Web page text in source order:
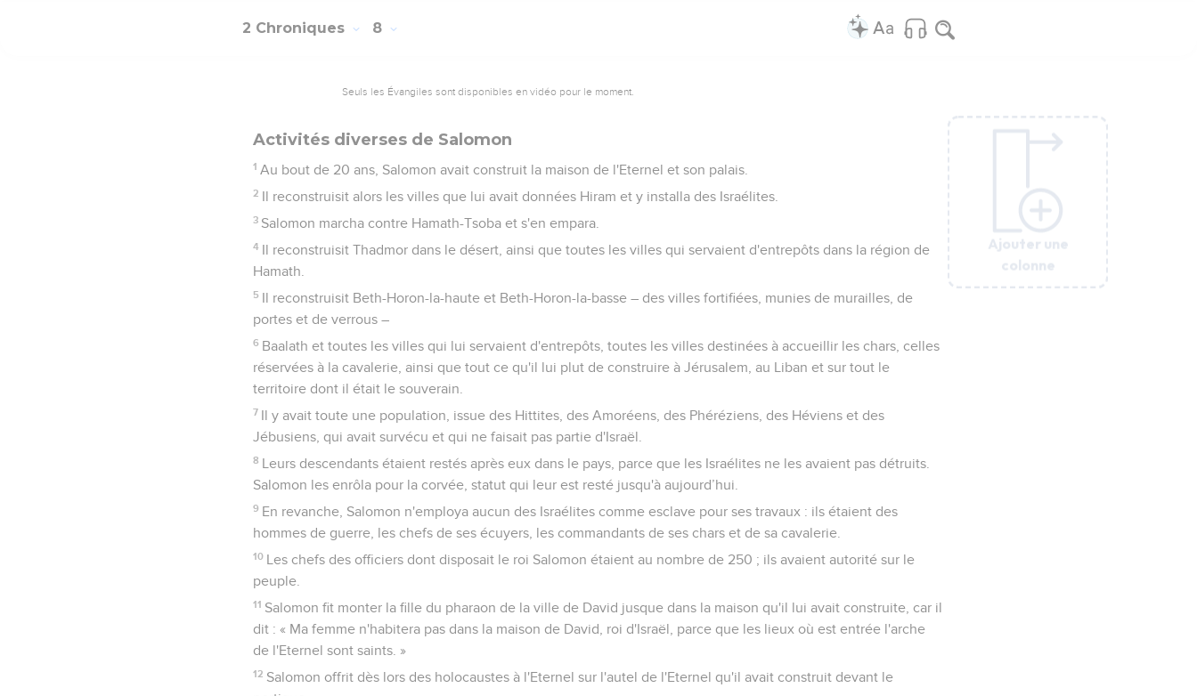
Ajouter une
colonne
Ajouter une
colonne
2 Chroniques 8
Seuls les Évangiles sont disponibles en vidéo pour le moment.
Activités diverses de Salomon
1 Au bout de 20 ans, Salomon avait construit la maison de l'Eternel et son palais.
2 Il reconstruisit alors les villes que lui avait données Hiram et y installa des Israélites.
3 Salomon marcha contre Hamath-Tsoba et s'en empara.
4 Il reconstruisit Thadmor dans le désert, ainsi que toutes les villes qui servaient d'entrepôts dans la région de
Hamath.
5 Il reconstruisit Beth-Horon-la-haute et Beth-Horon-la-basse – des villes fortifiées, munies de murailles, de
portes et de verrous –
6 Baalath et toutes les villes qui lui servaient d'entrepôts, toutes les villes destinées à accueillir les chars, celles
réservées à la cavalerie, ainsi que tout ce qu'il lui plut de construire à Jérusalem, au Liban et sur tout le
territoire dont il était le souverain.
7 Il y avait toute une population, issue des Hittites, des Amoréens, des Phéréziens, des Héviens et des
Jébusiens, qui avait survécu et qui ne faisait pas partie d'Israël.
8 Leurs descendants étaient restés après eux dans le pays, parce que les Israélites ne les avaient pas détruits.
Salomon les enrôla pour la corvée, statut qui leur est resté jusqu'à aujourd’hui.
9 En revanche, Salomon n'employa aucun des Israélites comme esclave pour ses travaux : ils étaient des
hommes de guerre, les chefs de ses écuyers, les commandants de ses chars et de sa cavalerie.
10 Les chefs des officiers dont disposait le roi Salomon étaient au nombre de 250 ; ils avaient autorité sur le
peuple.
11 Salomon fit monter la fille du pharaon de la ville de David jusque dans la maison qu'il lui avait construite, car il
dit : « Ma femme n'habitera pas dans la maison de David, roi d'Israël, parce que les lieux où est entrée l'arche
de l'Eternel sont saints. »
12 Salomon offrit dès lors des holocaustes à l'Eternel sur l'autel de l'Eternel qu'il avait construit devant le
Ajouter une
colonne
Ajouter une
colonne
Ajouter une
colonne
Ajouter une
colonne